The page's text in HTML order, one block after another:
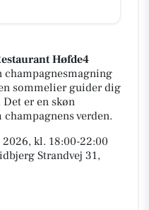
Høfde4
champagnesmagning
sommelier guider dig
er en skøn
verden.
kl. 18:00-22:00
Strandvej 31,